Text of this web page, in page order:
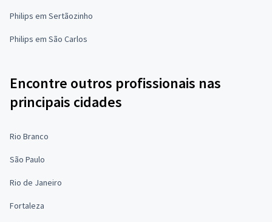
Philips em Sertãozinho
Philips em São Carlos
Encontre outros profissionais nas
principais cidades
Rio Branco
São Paulo
Rio de Janeiro
Fortaleza